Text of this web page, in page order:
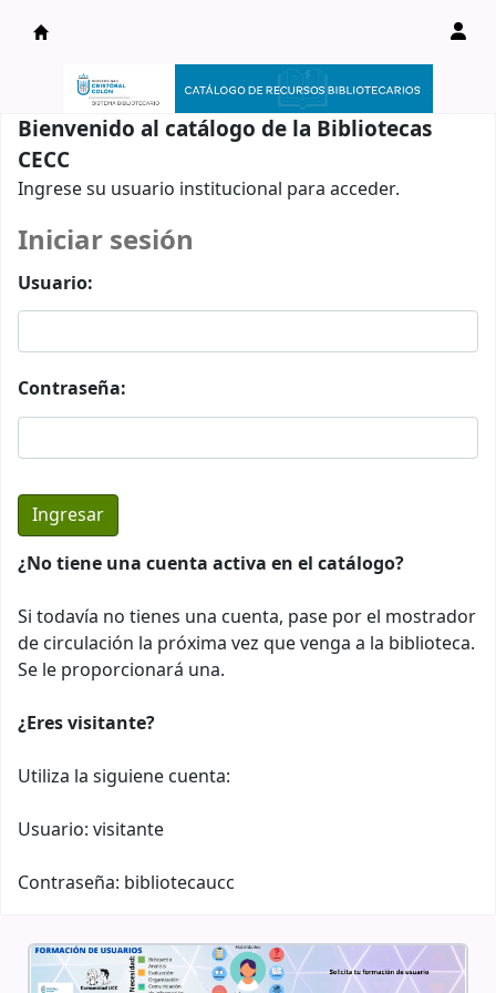
Catálogo en línea
Bienvenido al catálogo de la Bibliotecas
CECC
Ingrese su usuario institucional para acceder.
Iniciar sesión
Usuario:
Contraseña:
¿No tiene una cuenta activa en el catálogo?
Si todavía no tienes una cuenta, pase por el mostrador
de circulación la próxima vez que venga a la biblioteca.
Se le proporcionará una.
¿Eres visitante?
Utiliza la siguiene cuenta:
Usuario: visitante
Contraseña: bibliotecaucc